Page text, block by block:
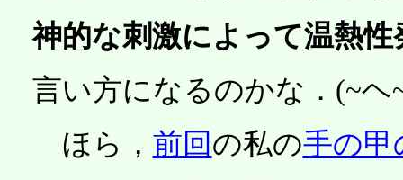
神的な刺激によって温熱性
言い方になるのかな．(~
ほら， 前回の私の手の甲